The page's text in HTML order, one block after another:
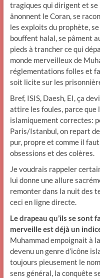
tragiques qui dirigent et
ânonnent le Coran, se
les exploits du prophète,
bouffent halal, se pâment
pieds à trancher ce qui
monde merveilleux de
réglementations folles et
soit licite sur les
Bref, ISIS, Daesh, EI, ça
attire les foules, parce
islamiquement correctes:
Paris/Istanbul, on repart
pur, propre et comme il
obsessions et des colères.
Je voudrais rappeler
lui donne une allure
remonter dans la nuit des
ceci en ligne directe.
Le drapeau qu’ils se sont
merveille est déjà un
Muhammad empoignait à
devenu un genre d’icône
toujours pieusement le
sens général, la conquête